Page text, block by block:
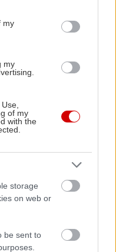
in below Google
my
my
of my
with the
storage
on web or
be sent to
του
Σάκης
σταθερός